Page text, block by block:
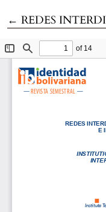
← Volver a los
REDES INTERDISCIPLINARIAS